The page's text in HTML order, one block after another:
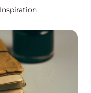
Inspiration